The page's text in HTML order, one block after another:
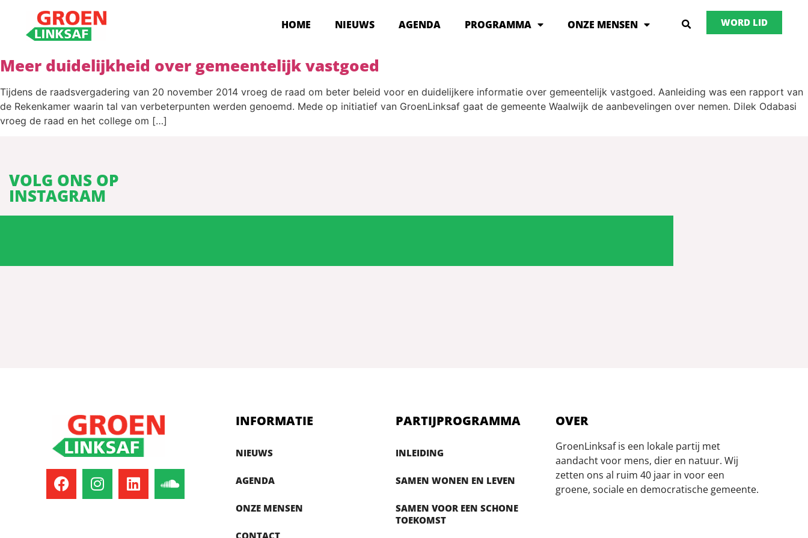
HOME NIEUWS AGENDA PROGRAMMA ONZE MENSEN WORD LID
Meer duidelijkheid over gemeentelijk vastgoed
Tijdens de raadsvergadering van 20 november 2014 vroeg de raad om beter beleid voor en duidelijkere informatie over gemeentelijk vastgoed. Aanleiding was een rapport van
de Rekenkamer waarin tal van verbeterpunten werden genoemd. Mede op initiatief van GroenLinksaf gaat de gemeente Waalwijk de aanbevelingen over nemen. Dilek Odabasi
vroeg de raad en het college om […]
VOLG ONS OP
INSTAGRAM
INFORMATIE
NIEUWS
AGENDA
ONZE MENSEN
CONTACT
PARTIJPROGRAMMA
INLEIDING
SAMEN WONEN EN LEVEN
SAMEN VOOR EEN SCHONE
TOEKOMST
OVER
GroenLinksaf is een lokale partij met
aandacht voor mens, dier en natuur. Wij
zetten ons al ruim 40 jaar in voor een
groene, sociale en democratische gemeente.